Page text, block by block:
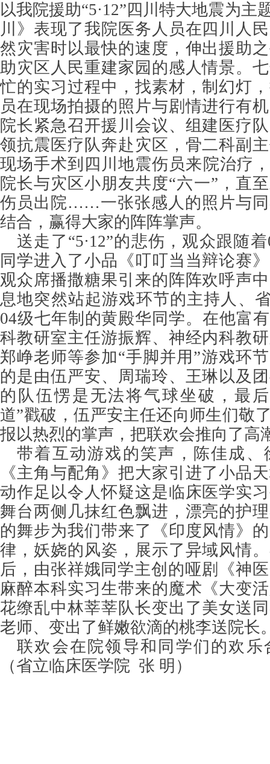
以我院援助“5·12”四川特大地震为主
川》表现了我院医务人员在四川人
然灾害时以最快的速度，伸出援助
助灾区人民重建家园的感人情景。
忙的实习过程中，找素材，制幻灯
员在现场拍摄的照片与剧情进行有
院长紧急召开援川会议、组建医疗
领抗震医疗队奔赴灾区，骨二科副
现场手术到四川地震伤员来院治疗
院长与灾区小朋友共度“六一”，直
伤员出院……一张张感人的照片与
结合，赢得大家的阵阵掌声。
送走了“5·12”的悲伤，观众跟随
同学进入了小品《叮叮当当辩论赛
观众席播撒糖果引来的阵阵欢呼声
息地突然站起游戏环节的主持人
04级七年制的黄殿华同学。在他富
科教研室主任游振辉、神经内科教
郑峥老师等参加“手脚并用”游戏环
的是由伍严安、周瑞玲、王琳以及
的队伍愣是无法将气球坐破，最
道”戳破，伍严安主任还向师生们敬
报以热烈的掌声，把联欢会推向了高
带着互动游戏的笑声，陈佳成、
《主角与配角》把大家引进了小品
动作足以令人怀疑这是临床医学实
舞台两侧几抹红色飘进，漂亮的护
的舞步为我们带来了《印度风情》
律，妖娆的风姿，展示了异域风情
后，由张祥娥同学主创的哑剧《神
麻醉本科实习生带来的魔术《大变
花缭乱中林莘莘队长变出了美女送
老师、变出了鲜嫩欲滴的桃李送院长
联欢会在院领导和同学们的欢乐
（省立临床医学院 张 明）